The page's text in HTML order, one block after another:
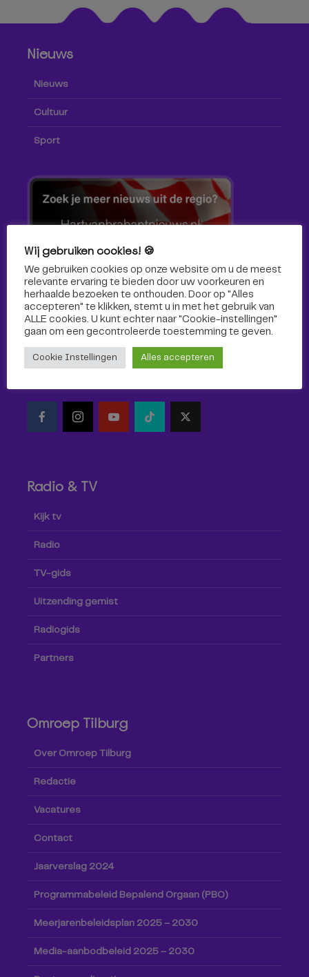
Nieuws
Nieuws
Cultuur
Sport
Volg ons!
Volg Omroep Tilburg niet alleen hier, maar ook via social
Radio & TV
Kijk tv
Radio
TV-gids
Uitzending gemist
Radiogids
Partners
Omroep Tilburg
Over Omroep Tilburg
Redactie
Vacatures
Contact
Jaarverslag 2024
Programmabeleid Bepalend Orgaan (PBO)
Meerjarenbeleidsplan 2025 – 2030
Media-aanbodbeleid 2025 – 2030
Wij gebruiken cookies! 🍪
We gebruiken cookies op onze website om u de meest
relevante ervaring te bieden door uw voorkeuren en
herhaalde bezoeken te onthouden. Door op "Alles
accepteren" te klikken, stemt u in met het gebruik van
ALLE cookies. U kunt echter naar "Cookie-instellingen"
gaan om een ​​gecontroleerde toestemming te geven.
Cookie Instellingen Alles accepteren